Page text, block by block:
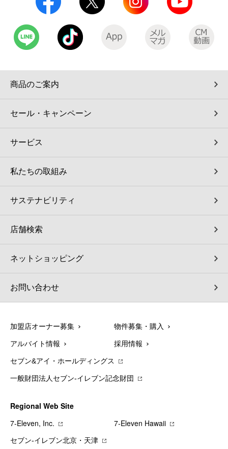
商品のご案内
セール・キャンペーン
サービス
私たちの取組み
サステナビリティ
店舗検索
ネットショッピング
お問い合わせ
加盟店オーナー募集 物件募集・購入
アルバイト情報 採用情報
セブン&アイ・ホールディングス
一般財団法人セブン-イレブン記念財団
Regional Web Site
7‐Eleven, Inc.
7‐Eleven Hawaii
セブン‐イレブン北京・天津